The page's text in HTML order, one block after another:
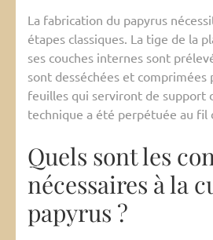
La fabrication du papyrus
étapes classiques. La tige de la
ses couches internes sont
sont desséchées et
feuilles qui serviront de support
technique a été perpétuée au fil
Quels sont les
nécessaires à la
papyrus ?